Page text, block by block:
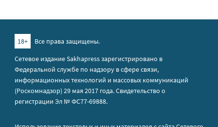
18+
Все права защищены.
Сетевое издание Sakhapress зарегистрировано в
Федеральной службе по надзору в сфере связи,
информационных технологий и массовых коммуникаций
(Роскомнадзор) 29 мая 2017 года. Свидетельство о
регистрации Эл № ФС77-69888.